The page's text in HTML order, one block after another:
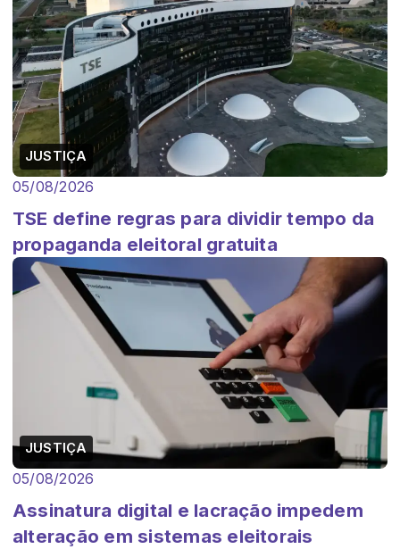
JUSTIÇA
05/08/2026
TSE define regras para dividir tempo da
propaganda eleitoral gratuita
JUSTIÇA
05/08/2026
Assinatura digital e lacração impedem
alteração em sistemas eleitorais